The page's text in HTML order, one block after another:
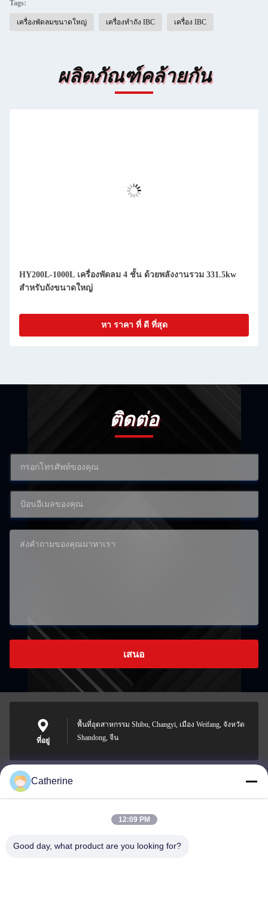
Tags:
เครื่องพัดลมขนาดใหญ่ เครื่องทําถัง IBC เครื่อง IBC
ผลิตภัณฑ์คล้ายกัน
HY200L-1000L เครื่องพัดลม 4 ชั้น ด้วยพลังงานรวม 331.5kw
สําหรับถังขนาดใหญ่
หา ราคา ที่ ดี ที่สุด
ติดต่อ
เสนอ
ที่อยู่
พื้นที่อุตสาหกรรม Shibu, Changyi, เมือง Weifang, จังหวัด
Shandong, จีน
padraic@huayumachine.cn
Catherine
12:09 PM
Good day, what product are you looking for?